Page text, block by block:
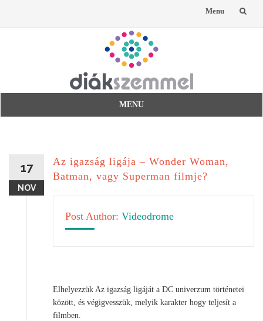
Menu
MENU
17
NOV
Az igazság ligája – Wonder Woman,
Batman, vagy Superman filmje?
Post Author: Videodrome
Elhelyezzük Az igazság ligáját a DC univerzum történetei
között, és végigvesszük, melyik karakter hogy teljesít a
filmben.